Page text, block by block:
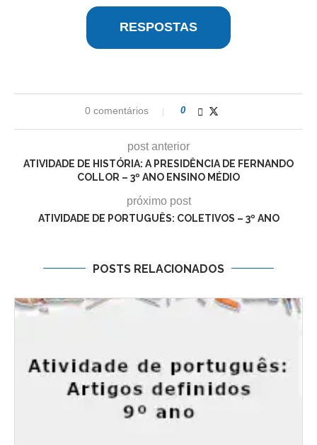
RESPOSTAS
0 comentários 0
post anterior
ATIVIDADE DE HISTÓRIA: A PRESIDÊNCIA DE FERNANDO
COLLOR – 3º ANO ENSINO MÉDIO
próximo post
ATIVIDADE DE PORTUGUÊS: COLETIVOS – 3º ANO
POSTS RELACIONADOS